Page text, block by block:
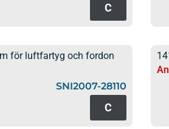
C
för luftfartyg och fordon
SNI2007-28110
C